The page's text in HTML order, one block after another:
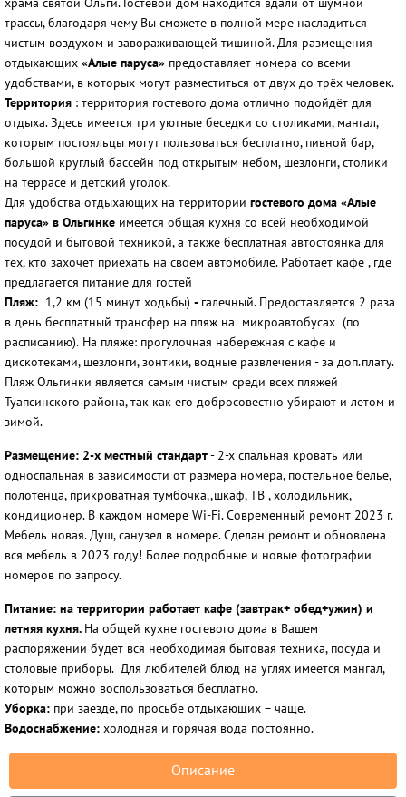
храма святой Ольги. Гостевой дом находится вдали от шумной
трассы, благодаря чему Вы сможете в полной мере насладиться
чистым воздухом и завораживающей тишиной. Для размещения
отдыхающих «Алые паруса» предоставляет номера со всеми
удобствами, в которых могут разместиться от двух до трёх человек.
Территория : территория гостевого дома отлично подойдёт для
отдыха. Здесь имеется три уютные беседки со столиками, мангал,
которым постояльцы могут пользоваться бесплатно, пивной бар,
большой круглый бассейн под открытым небом, шезлонги, столики
на террасе и детский уголок.
Для удобства отдыхающих на территории гостевого дома «Алые
паруса» в Ольгинке имеется общая кухня со всей необходимой
посудой и бытовой техникой, а также бесплатная автостоянка для
тех, кто захочет приехать на своем автомобиле. Работает кафе , где
предлагается питание для гостей
Пляж: 1,2 км (15 минут ходьбы) - галечный. Предоставляется 2 раза
в день бесплатный трансфер на пляж на микроавтобусах (по
расписанию). На пляже: прогулочная набережная с кафе и
дискотеками, шезлонги, зонтики, водные развлечения - за доп.плату.
Пляж Ольгинки является самым чистым среди всех пляжей
Туапсинского района, так как его добросовестно убирают и летом и
зимой.
Размещение: 2-х местный стандарт- 2-х спальная кровать или
односпальная в зависимости от размера номера, постельное белье,
полотенца, прикроватная тумбочка,,шкаф, ТВ , холодильник,
кондиционер. В каждом номере Wi-Fi. Современный ремонт 2023 г.
Мебель новая. Душ, санузел в номере. Сделан ремонт и обновлена
вся мебель в 2023 году! Более подробные и новые фотографии
номеров по запросу.
Питание: на территории работает кафе (завтрак+ обед+ужин) и
летняя кухня. На общей кухне гостевого дома в Вашем
распоряжении будет вся необходимая бытовая техника, посуда и
столовые приборы. Для любителей блюд на углях имеется мангал,
которым можно воспользоваться бесплатно.
Уборка: при заезде, по просьбе отдыхающих – чаще.
Водоснабжение: холодная и горячая вода постоянно.
Описание